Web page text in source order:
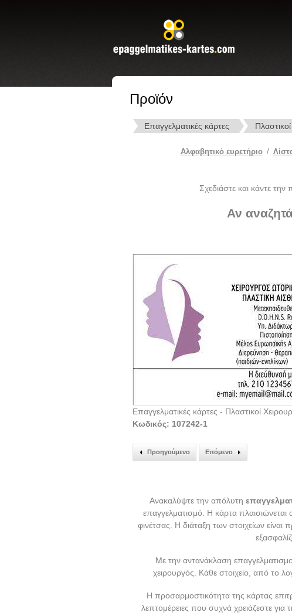
Προϊόν
Επαγγελματικές κάρτες
Αλφαβητικό ευρετήριο /
Σχεδιάστε και κάντε
Αν
Επαγγελματικές κάρτες - Πλαστικοί
Κωδικός: 107242-1
Προηγούμενο Επόμενο
Ανακαλύψτε την απόλυτη
επαγγελματισμό. Η κάρτα
φινέτσας. Η διάταξη των στοιχείων
Με την αντανάκλαση
χειρουργός. Κάθε στοιχείο, από το
Η προσαρμοστικότητα της κάρτας
λεπτομέρειες που συχνά χρειάζεστε για